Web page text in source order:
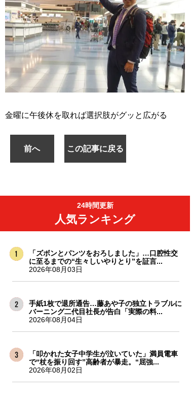
金曜に午後休を取れば選択肢がグッと広がる
前へ この記事に戻る
24時間更新
人気ランキング
「ズボンとパンツをおろしました」…口腔性交
に至るまでの“生々しいやりとり”を証言...
2026年08月03日
手紙1枚で退所通告…藤あや子の独立トラブルに
バーニング二代目社長が告白「実際の料...
2026年08月04日
「叩かれた女子中学生が泣いていた」満員電車
で“杖を振り回す”高齢者が暴走。“屈強...
2026年08月02日